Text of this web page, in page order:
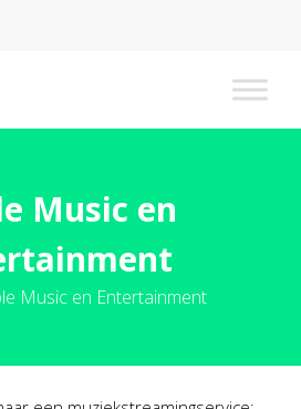
Music en
Music en Entertainment